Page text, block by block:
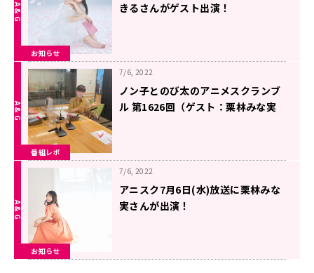
お知らせ
きるさんがゲスト出演！
番組レポ
7/6, 2022
ノン子とのび太のアニメスクランブ
ル 第1626回（ゲスト：栗林みな実
お知らせ
7/6, 2022
アニスク7月6日(水)放送に栗林みな
実さんが出演！